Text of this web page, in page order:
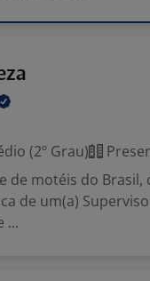
(2º Grau)
de motéis do Brasil,
de um(a)
...